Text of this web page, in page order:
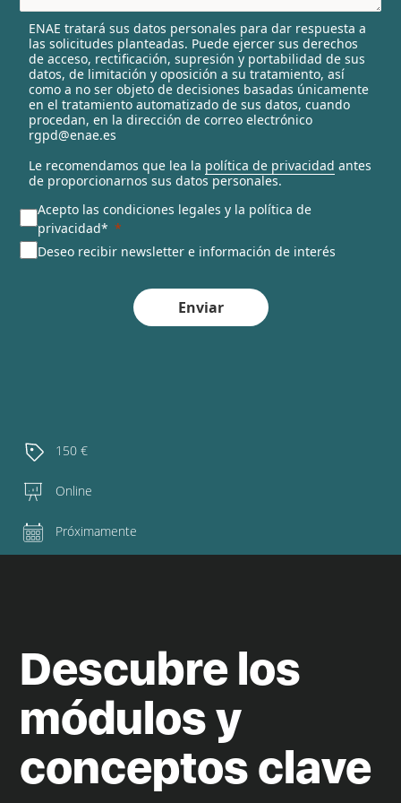
l
e
c
t
e
d
ENAE tratará sus datos personales para dar respuesta a
las solicitudes planteadas. Puede ejercer sus derechos
de acceso, rectificación, supresión y portabilidad de sus
datos, de limitación y oposición a su tratamiento, así
como a no ser objeto de decisiones basadas únicamente
en el tratamiento automatizado de sus datos, cuando
procedan, en la dirección de correo electrónico
rgpd@enae.es
Le recomendamos que lea la política de privacidad antes
de proporcionarnos sus datos personales.
Acepto las condiciones legales y la política de
privacidad*
Deseo recibir newsletter e información de interés
Enviar
150 €
Online
Próximamente
Descubre los
módulos y
conceptos clave